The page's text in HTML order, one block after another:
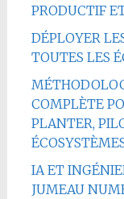
PRODUCTIF
DÉPLOYER
TOUTES LES
COMPLÈTE
PLANTER,
IA ET
JUMEAU